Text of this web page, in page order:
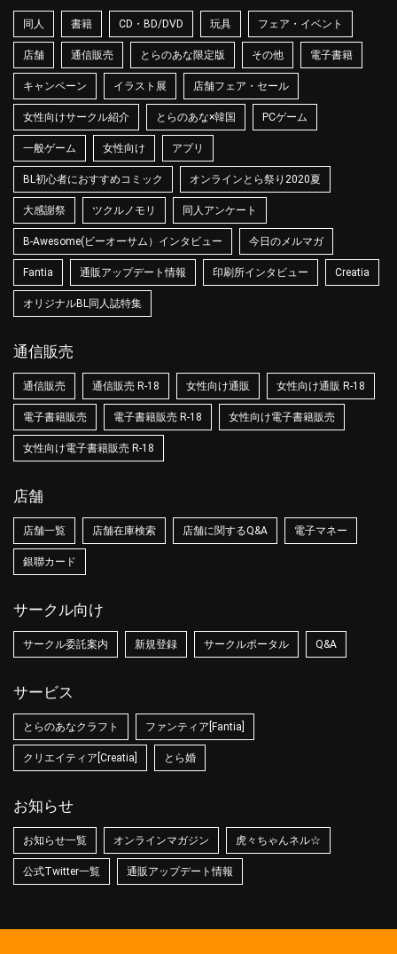
同人 書籍 CD・BD/DVD 玩具 フェア・イベント
店舗 通信販売 とらのあな限定版 その他 電子書籍
キャンペーン イラスト展 店舗フェア・セール
女性向けサークル紹介 とらのあな×韓国 PCゲーム
一般ゲーム 女性向け アプリ
BL初心者におすすめコミック オンラインとら祭り2020夏
大感謝祭 ツクルノモリ 同人アンケート
B-Awesome(ビーオーサム）インタビュー 今日のメルマガ
Fantia 通販アップデート情報 印刷所インタビュー Creatia
オリジナルBL同人誌特集
通信販売
通信販売 通信販売 R-18 女性向け通販 女性向け通販 R-18
電子書籍販売 電子書籍販売 R-18 女性向け電子書籍販売
女性向け電子書籍販売 R-18
店舗
店舗一覧 店舗在庫検索 店舗に関するQ&A 電子マネー
銀聯カード
サークル向け
サークル委託案内 新規登録 サークルポータル Q&A
サービス
とらのあなクラフト ファンティア[Fantia]
クリエイティア[Creatia] とら婚
お知らせ
お知らせ一覧 オンラインマガジン 虎々ちゃんネル☆
公式Twitter一覧 通販アップデート情報